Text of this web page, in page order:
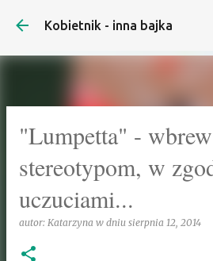
Przejdź do głównej
Kobietnik - inna bajka
"Lumpetta" - wbrew
stereotypom, w
uczuciami...
autor: Katarzyna w dniu sierpnia 12, 2014